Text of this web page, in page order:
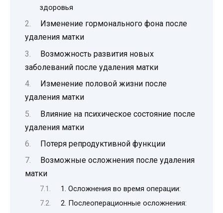
здоровья
Изменение гормонального фона после
удаления матки
Возможность развития новых
заболеваний после удаления матки
Изменение половой жизни после
удаления матки
Влияние на психическое состояние после
удаления матки
Потеря репродуктивной функции
Возможные осложнения после удаления
матки
1. Осложнения во время операции:
2. Послеоперационные осложнения: